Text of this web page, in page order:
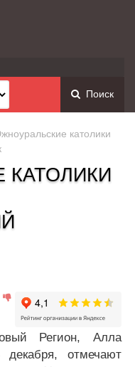
Поиск
католики
Регион, Алла
отмечают